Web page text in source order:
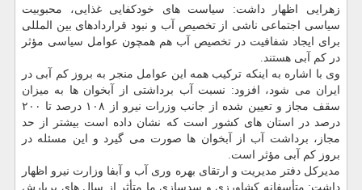
زهرایی اظهار داشت: سیاست های خودكفایی غذایی، محبوبیت
سیاسی اجتماعی ناشی از تخصیص آب و نبود قراردادهای بین المللی
برای ایجاد شفافیت در تخصیص آب هم همچون عوامل سیاسی مؤثر
در كم آبی هستند.
وی با اشاره به اینكه تركیب همه این عوامل منجر به بروز كم آبی در
ایران می شود، افزود: نسبت آب برداشتی از آبخوان ها به میزان
سقف مجاز و تعیین شده از جانب وزرات نیرو از ۱۰۸ درصد تا ۲۰۰
درصد در استان های كشور است كه نشان داده است بیشتر از حد
مجاز، برداشت آب از آبخوان ها صورت می گیرد و این مسئله در
بروز كم آبی مؤثر است.
مدیركل دفتر مدیریت و ارتقای بهره وری آب و آبفا وزارت نیرو اظهار
داشت: متأسفانه كشاورزی و سدسازی ما متأثر از سال های پربارش